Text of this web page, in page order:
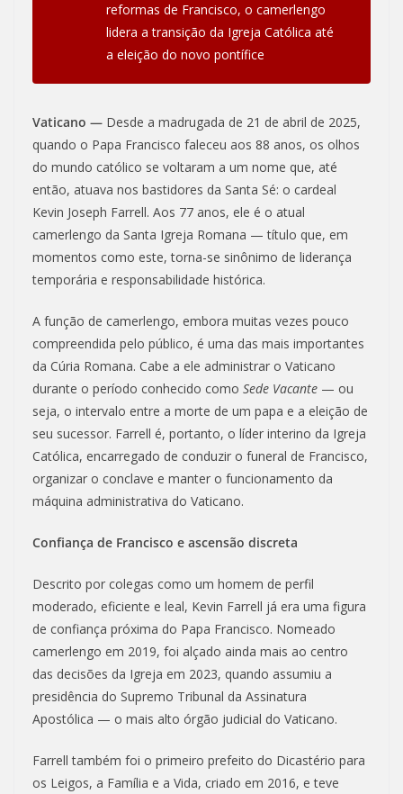
reformas de Francisco, o camerlengo
lidera a transição da Igreja Católica até
a eleição do novo pontífice
Vaticano — Desde a madrugada de 21 de abril de 2025,
quando o Papa Francisco faleceu aos 88 anos, os olhos
do mundo católico se voltaram a um nome que, até
então, atuava nos bastidores da Santa Sé: o cardeal
Kevin Joseph Farrell. Aos 77 anos, ele é o atual
camerlengo da Santa Igreja Romana — título que, em
momentos como este, torna-se sinônimo de liderança
temporária e responsabilidade histórica.
A função de camerlengo, embora muitas vezes pouco
compreendida pelo público, é uma das mais importantes
da Cúria Romana. Cabe a ele administrar o Vaticano
durante o período conhecido como Sede Vacante — ou
seja, o intervalo entre a morte de um papa e a eleição de
seu sucessor. Farrell é, portanto, o líder interino da Igreja
Católica, encarregado de conduzir o funeral de Francisco,
organizar o conclave e manter o funcionamento da
máquina administrativa do Vaticano.
Confiança de Francisco e ascensão discreta
Descrito por colegas como um homem de perfil
moderado, eficiente e leal, Kevin Farrell já era uma figura
de confiança próxima do Papa Francisco. Nomeado
camerlengo em 2019, foi alçado ainda mais ao centro
das decisões da Igreja em 2023, quando assumiu a
presidência do Supremo Tribunal da Assinatura
Apostólica — o mais alto órgão judicial do Vaticano.
Farrell também foi o primeiro prefeito do Dicastério para
os Leigos, a Família e a Vida, criado em 2016, e teve